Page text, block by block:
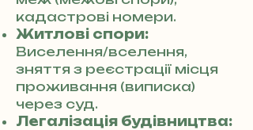
кадастрові номери.
Житлові спори:
Виселення/вселення,
зняття з реєстрації місця
проживання (виписка)
через суд.
Легалізація будівництва: